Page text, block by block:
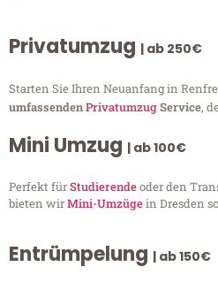
Privatumzug | ab 250€
Starten Sie Ihren Neuanfang in
umfassendenPrivatumzugService,
Mini Umzug | ab 100€
Perfekt fürStudierendeoder den
bieten wirMini-Umzügein Dresden
Entrümpelung | ab 150€